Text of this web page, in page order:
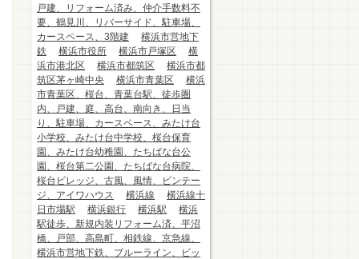
戸建、リフォーム済み、仲介手数料不
要、鶴見川、リバーサイド、駐車場、
カースペース、3階建
横浜市営地下
鉄
横浜市役所 横浜市戸塚区
横
浜市港北区
横浜市都筑区
横浜市都
筑区茅ヶ崎中央
横浜市青葉区
横浜
市青葉区、桜台、青葉台駅、徒歩圏
内、戸建、庭、高台、南向き、日当
り、駐車場、カースペース、みたけ台
小学校、みたけ台中学校、桜台保育
園、みたけ台幼稚園、たちばな台公
園、桜台第二公園、たちばな台病院、
桜台ビレッジ、古風、風情、ビンテー
ジ、アイワハウス
横浜線
横浜線十
日市場駅
横浜銀行 横浜駅
横浜
駅徒歩、新規内装リフォーム済、平沼
橋、戸部、高島町、相鉄線、京急線、
横浜市営地下鉄、ブルーライン、ビッ